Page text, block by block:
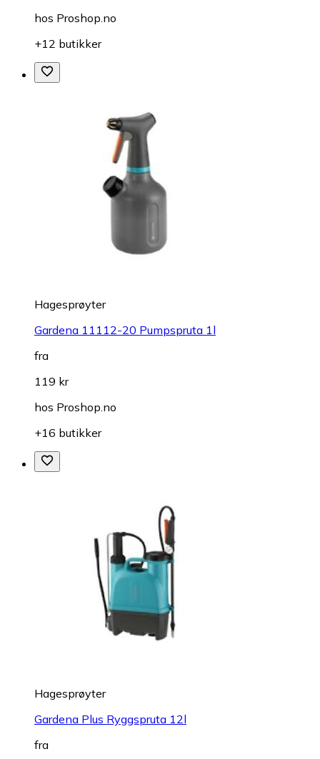
hos Proshop.no
+12 butikker
Hagesprøyter
Gardena 11112-20 Pumpspruta 1l
fra
119 kr
hos Proshop.no
+16 butikker
Hagesprøyter
Gardena Plus Ryggspruta 12l
fra